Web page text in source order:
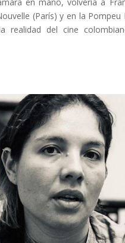
(París) y en la Pompeu
realidad del cine